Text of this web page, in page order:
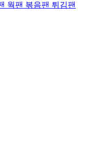
웍팬 볶음팬 튀김팬